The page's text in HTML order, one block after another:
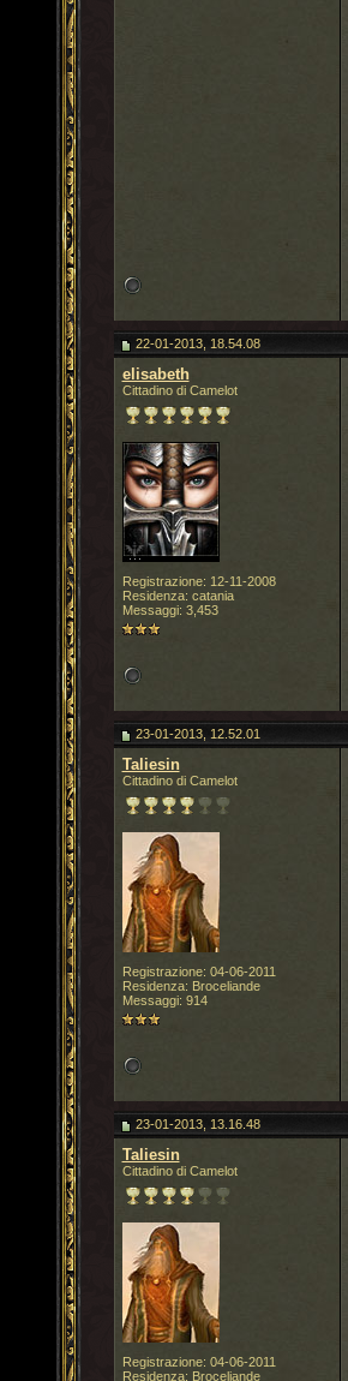
22-01-2013, 18.54.08
elisabeth
Cittadino di Camelot
Registrazione: 12-11-2008
Residenza: catania
Messaggi: 3,453
23-01-2013, 12.52.01
Taliesin
Cittadino di Camelot
Registrazione: 04-06-2011
Residenza: Broceliande
Messaggi: 914
23-01-2013, 13.16.48
Taliesin
Cittadino di Camelot
Registrazione: 04-06-2011
Residenza: Broceliande